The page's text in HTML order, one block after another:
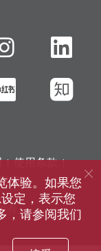
博小红书知
使用条款
书馆
有
体验。如果您
定，表示您
，请参阅我们